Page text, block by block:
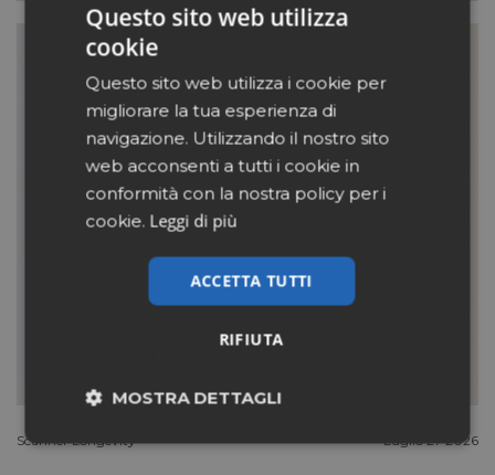
Scanner Longevity Luglio 27 2026
Questo sito web utilizza
cookie
Questo sito web utilizza i cookie per
migliorare la tua esperienza di
navigazione. Utilizzando il nostro sito
web acconsenti a tutti i cookie in
conformità con la nostra policy per i
cookie. Leggi di più
ACCETTA TUTTI
RIFIUTA
MOSTRA DETTAGLI
Necessari Marketing